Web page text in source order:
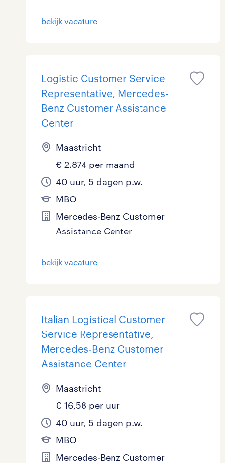
bekijk vacature
Logistic Customer Service
Representative, Mercedes-
Benz Customer Assistance
Center
Maastricht
€ 2.874 per maand
40 uur, 5 dagen p.w.
MBO
Mercedes-Benz Customer
Assistance Center
bekijk vacature
Italian Logistical Customer
Service Representative,
Mercedes-Benz Customer
Assistance Center
Maastricht
€ 16,58 per uur
40 uur, 5 dagen p.w.
MBO
Mercedes-Benz Customer